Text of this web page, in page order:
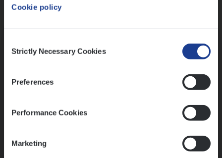
Cookie policy
Selection
Strictly Necessary Cookies
Preferences
Performance Cookies
Marketing